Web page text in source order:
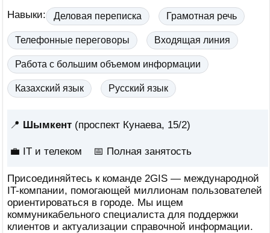
Навыки: Деловая переписка Грамотная речь
Телефонные переговоры Входящая линия
Работа с большим объемом информации
Казахский язык Русский язык
📍 Шымкент (проспект Кунаева, 15/2)
💼 IT и телеком 📅 Полная занятость
Присоединяйтесь к команде 2GIS — международной
IT-компании, помогающей миллионам пользователей
ориентироваться в городе. Мы ищем
коммуникабельного специалиста для поддержки
клиентов и актуализации справочной информации.